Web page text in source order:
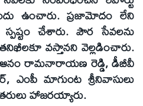
ఉంచారు. ప్రజామోదం లేని
చేశారు. పౌర సేవలను
వస్తానని వెల్లడించారు.
ఆనం రామనారాయణ రెడ్డి, డీబీవీ
ఎంపీ మాగుంట శ్రీనివాసులు
హాజరయ్యారు.